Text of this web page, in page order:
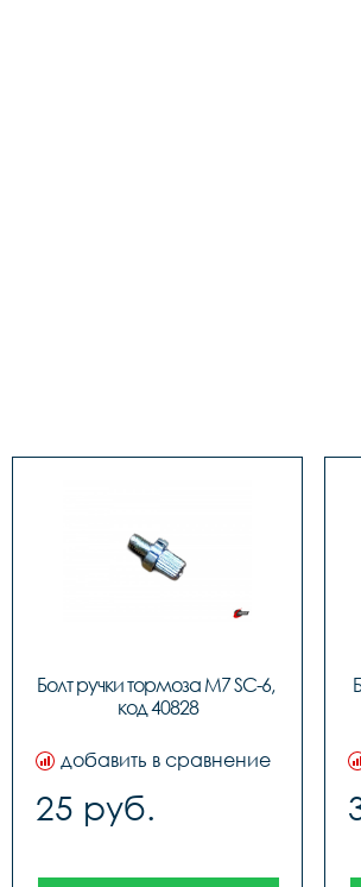
Болт ручки тормоза M7 SC-6,
код 40828
добавить в сравнение
25 руб.